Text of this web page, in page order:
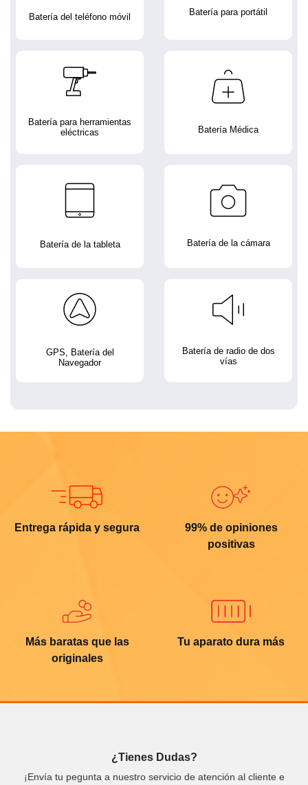
Batería del teléfono móvil Batería para portátil
Batería para herramientas
eléctricas
Batería Médica
Batería de la tableta Batería de la cámara
GPS, Batería del
Navegador
Batería de radio de dos
vías
Entrega rápida y segura
99% de opiniones
positivas
Más baratas que las
originales
Tu aparato dura más
¿Tienes Dudas?
¡Envía tu pegunta a nuestro servicio de atención al cliente e